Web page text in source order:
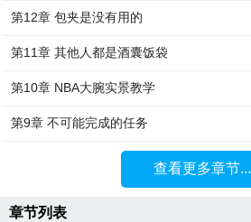
第12章 包夹是没有用的
第11章 其他人都是酒囊饭袋
第10章 NBA大腕实景教学
第9章 不可能完成的任务
查看更多章节...
章节列表